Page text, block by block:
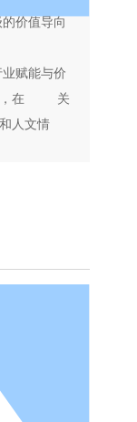
价值导向
赋能与价
步，在 关
人文情